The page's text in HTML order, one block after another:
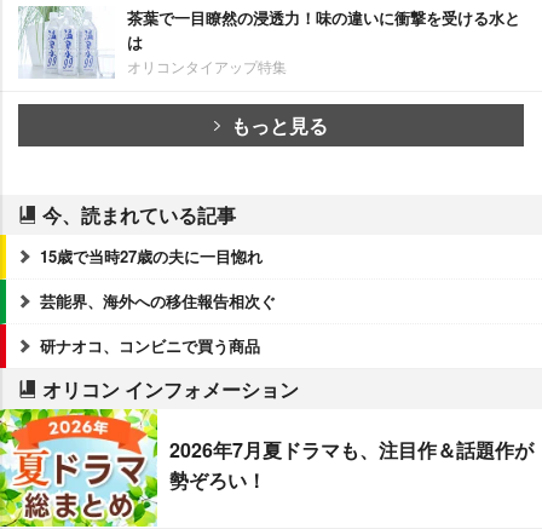
茶葉で一目瞭然の浸透力！味の違いに衝撃を受ける水と
は
オリコンタイアップ特集
もっと見る
今、読まれている記事
15歳で当時27歳の夫に一目惚れ
芸能界、海外への移住報告相次ぐ
研ナオコ、コンビニで買う商品
オリコン インフォメーション
2026年7月夏ドラマも、注目作＆話題作が
勢ぞろい！